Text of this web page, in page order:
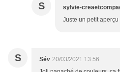
S sylvie-
Juste un petit
S Sév 20/03/2021 13:56